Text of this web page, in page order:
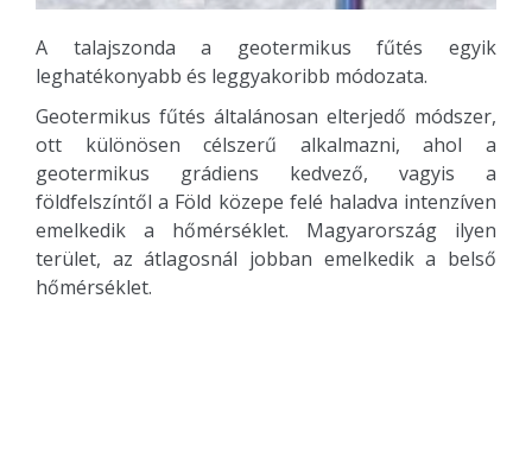
A talajszonda a geotermikus fűtés egyik
leghatékonyabb és leggyakoribb módozata.
Geotermikus fűtés általánosan elterjedő módszer,
ott különösen célszerű alkalmazni, ahol a
geotermikus grádiens kedvező, vagyis a
földfelszíntől a Föld közepe felé haladva intenzíven
emelkedik a hőmérséklet. Magyarország ilyen
terület, az átlagosnál jobban emelkedik a belső
hőmérséklet.